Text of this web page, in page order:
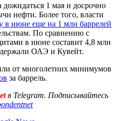
1 мая и досрочно
нефти. Более того, власти
в июне еще на 1 млн баррелей
По сравнению с
в июне составит 4,8 млн
ОАЭ и Кувейт.
от многолетних минимумов
за баррель.
в Telegram. Подписывайтесь